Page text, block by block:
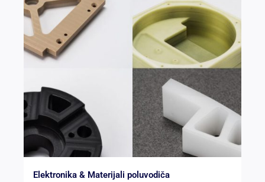
Elektronika & Materijali poluvodiča